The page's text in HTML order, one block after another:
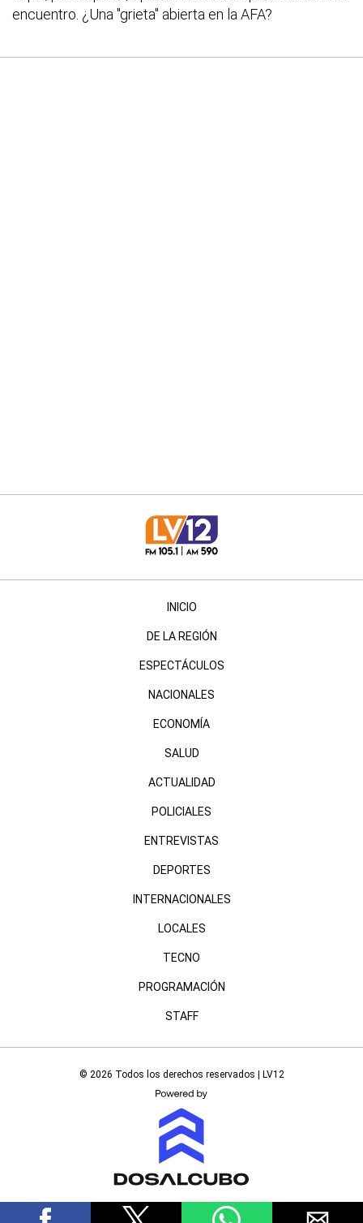
encuentro. ¿Una "grieta" abierta en la AFA?
INICIO
DE LA REGIÓN
ESPECTÁCULOS
NACIONALES
ECONOMÍA
SALUD
ACTUALIDAD
POLICIALES
ENTREVISTAS
DEPORTES
INTERNACIONALES
LOCALES
TECNO
PROGRAMACIÓN
STAFF
© 2026 Todos los derechos reservados | LV12